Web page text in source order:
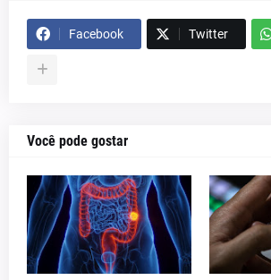
Facebook Twitter
Você pode gostar